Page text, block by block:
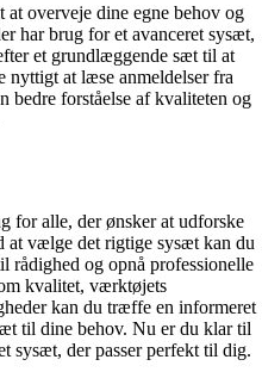
overveje dine egne behov og
har brug for et avanceret sysæt,
et grundlæggende sæt til at
nyttigt at læse anmeldelser fra
bedre forståelse af kvaliteten og
for alle, der ønsker at udforske
at vælge det rigtige sysæt kan du
rådighed og opnå professionelle
kvalitet, værktøjets
kan du træffe en informeret
til dine behov. Nu er du klar til
sysæt, der passer perfekt til dig.